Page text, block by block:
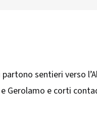
sentieri verso
Gerolamo e corti